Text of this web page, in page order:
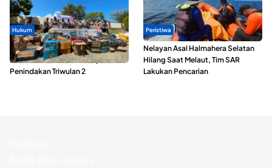
Hukum
Polda Maluku Utara Musnahkan
Ribuan Liter Miras Hasil Operasi
Penindakan Triwulan 2
Peristiwa
Nelayan Asal Halmahera Selatan
Hilang Saat Melaut, Tim SAR
Lakukan Pencarian